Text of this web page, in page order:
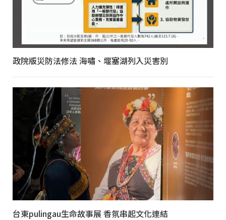
政院版災防法修法 海嘯、堰塞湖列入災害別
台東pulingau生命故事展 香氛串起文化連結